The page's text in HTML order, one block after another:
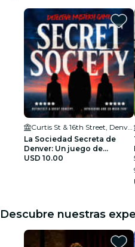
La Sociedad Secreta de
Denver: Un juego de
detectives al aire libre
USD 10.00
Descubre nuestras